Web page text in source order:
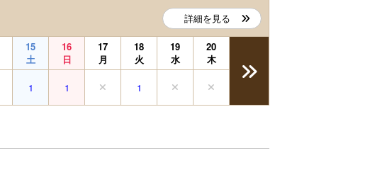
詳細を見る
15
土
16
日
17
月
18
火
19
水
20
木
1 1 1